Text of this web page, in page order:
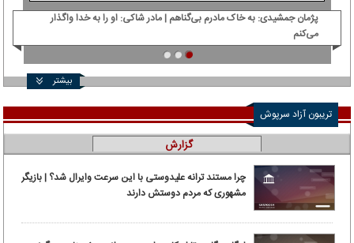
پژمان جمشیدی: ‌به خاک مادرم بی‌گناهم | مادر شاکی: او را به خدا واگذار
می‌کنم
بیشتر
تریبون آزاد سرپوش
گزارش
چرا مستند ترانه علیدوستی با این سرعت وایرال شد؟ | بازیگر
مشهوری که مردم دوستش دارند